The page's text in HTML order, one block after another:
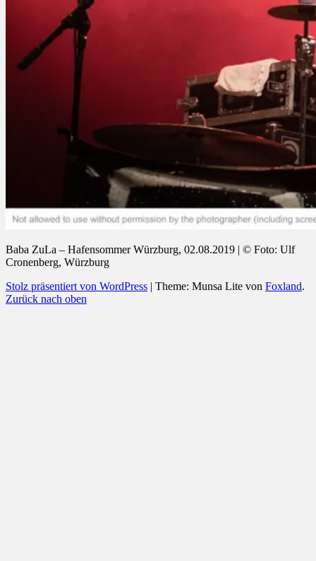
Baba ZuLa – Hafensommer Würzburg, 02.08.2019 | © Foto: Ulf
Cronenberg, Würzburg
Stolz präsentiert von WordPress | Theme: Munsa Lite von Foxland.
Zurück nach oben